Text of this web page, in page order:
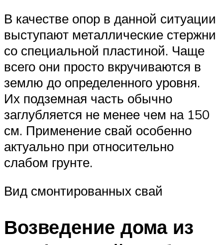
В качестве опор в данной ситуации
выступают металлические стержни
со специальной пластиной. Чаще
всего они просто вкручиваются в
землю до определенного уровня.
Их подземная часть обычно
заглубляется не менее чем на 150
см. Применение свай особенно
актуально при относительно
слабом грунте.
Вид смонтированных свай
Возведение дома из